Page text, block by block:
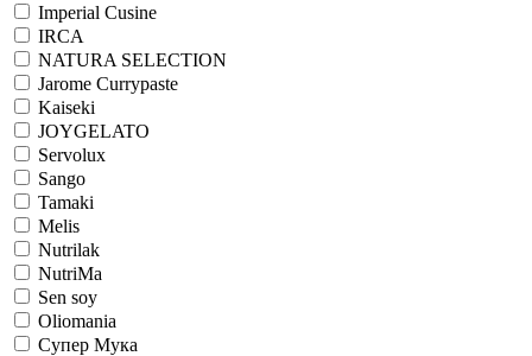
Imperial Cusine
IRCA
NATURA SELECTION
Jarome Currypaste
Kaiseki
JOYGELATO
Servolux
Sango
Tamaki
Melis
Nutrilak
NutriMa
Sen soy
Oliomania
Супер Мука